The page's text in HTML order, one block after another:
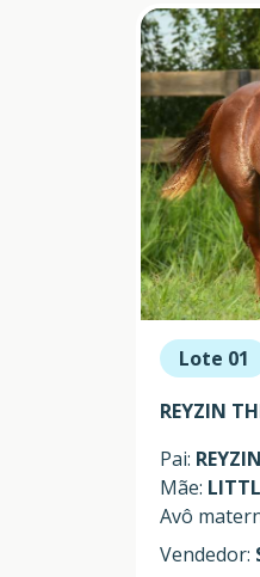
Lote 01
REYZIN
Pai:
Mãe:
Avô
Vendedor: